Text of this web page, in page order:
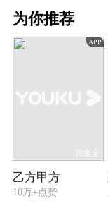
为你推荐
APP
10集全
乙方甲方
10万+点赞